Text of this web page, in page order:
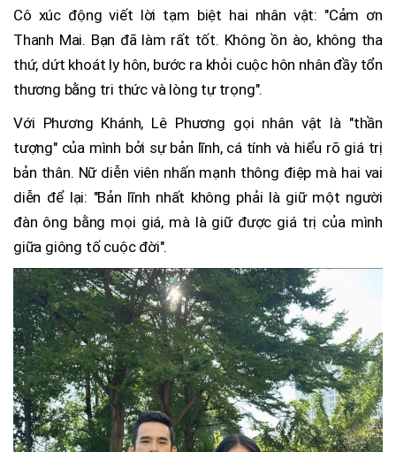
Cô xúc động viết lời tạm biệt hai nhân vật: "Cảm ơn
Thanh Mai. Bạn đã làm rất tốt. Không ồn ào, không tha
thứ, dứt khoát ly hôn, bước ra khỏi cuộc hôn nhân đầy tổn
thương bằng tri thức và lòng tự trọng".
Với Phương Khánh, Lê Phương gọi nhân vật là "thần
tượng" của mình bởi sự bản lĩnh, cá tính và hiểu rõ giá trị
bản thân. Nữ diễn viên nhấn mạnh thông điệp mà hai vai
diễn để lại: "Bản lĩnh nhất không phải là giữ một người
đàn ông bằng mọi giá, mà là giữ được giá trị của mình
giữa giông tố cuộc đời".